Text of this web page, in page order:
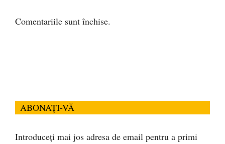
Comentariile sunt închise.
ABONAȚI-VĂ
Introduceți mai jos adresa de email pentru a primi